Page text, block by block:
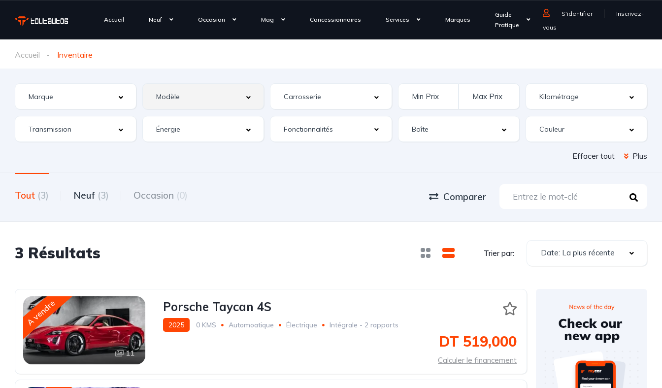
Accueil Neuf Occasion Mag Concessionnaires Services Marques
Guide
Pratique
S'identifier
Inscrivez-
vous
Accueil Inventaire
Fonctionnalités
Effacer tout Plus
Tout (3) Neuf (3) Occasion (0) Comparer
3 Résultats Trier par: Date: La plus récente
A vendre
11
Porsche Taycan 4S
2025 0 KMS Automoatique Électrique Intégrale - 2 rapports
DT 519,000
Calculer le financement